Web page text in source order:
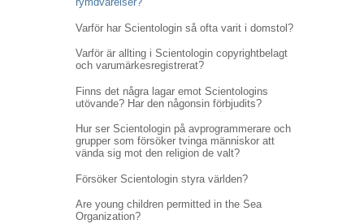
Varför har Scientologin så ofta varit i domstol?
Varför är allting i Scientologin copyrightbelagt
och varumärkesregistrerat?
Finns det några lagar emot Scientologins
utövande? Har den någonsin förbjudits?
Hur ser Scientologin på avprogrammerare och
grupper som försöker tvinga människor att
vända sig mot den religion de valt?
Försöker Scientologin styra världen?
Are young children permitted in the Sea
Organization?